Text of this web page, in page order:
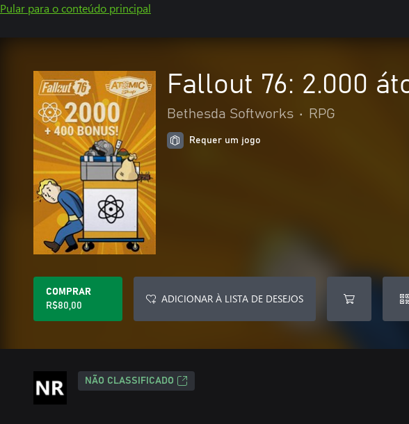
Pular para o conteúdo principal
Fallout 76: 2.000
Bethesda Softworks • RPG
Requer um jogo
COMPRAR
R$80,00
ADICIONAR À LISTA DE DESEJOS
NÃO CLASSIFICADO